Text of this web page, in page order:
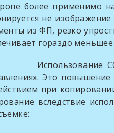
более применимо
не
из ФП, резко
гораздо
СОМ-
Это
при
вследствие